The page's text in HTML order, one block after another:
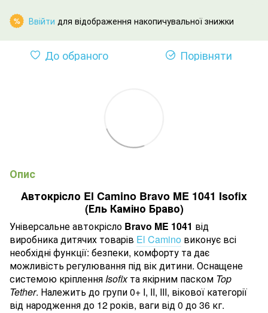
% Ввійти для відображення накопичувальної знижки
До обраного Порівняти
Опис
Автокрісло El Camino Bravo ME 1041 Isofix
(Ель Каміно Браво)
Універсальне автокрісло Bravo ME 1041 від
виробника дитячих товарів El Camino виконує всі
необхідні функції: безпеки, комфорту та дає
можливість регулювання під вік дитини. Оснащене
системою кріпленняIsofixта якірним паском Top
Tether. Належить до групи0+ I, II, III, вікової категорії
від народження до 12 років, ваги від 0 до 36 кг.